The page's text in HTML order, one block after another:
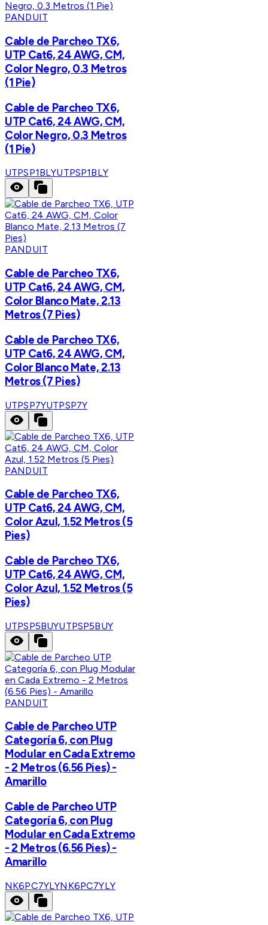
PANDUIT
Cable de Parcheo TX6,
UTP Cat6, 24 AWG, CM,
Color Negro, 0.3 Metros
(1 Pie)
Cable de Parcheo TX6,
UTP Cat6, 24 AWG, CM,
Color Negro, 0.3 Metros
(1 Pie)
UTPSP1BLYUTPSP1BLY
PANDUIT
Cable de Parcheo TX6,
UTP Cat6, 24 AWG, CM,
Color Blanco Mate, 2.13
Metros (7 Pies)
Cable de Parcheo TX6,
UTP Cat6, 24 AWG, CM,
Color Blanco Mate, 2.13
Metros (7 Pies)
UTPSP7YUTPSP7Y
PANDUIT
Cable de Parcheo TX6,
UTP Cat6, 24 AWG, CM,
Color Azul, 1.52 Metros (5
Pies)
Cable de Parcheo TX6,
UTP Cat6, 24 AWG, CM,
Color Azul, 1.52 Metros (5
Pies)
UTPSP5BUYUTPSP5BUY
PANDUIT
Cable de Parcheo UTP
Categoría 6, con Plug
Modular en Cada Extremo
- 2 Metros (6.56 Pies) -
Amarillo
Cable de Parcheo UTP
Categoría 6, con Plug
Modular en Cada Extremo
- 2 Metros (6.56 Pies) -
Amarillo
NK6PC7YLYNK6PC7YLY